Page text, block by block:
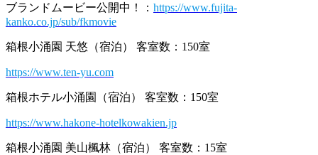
ブランドムービー公開中！： https://www.fujita-
kanko.co.jp/sub/fkmovie
箱根小涌園 天悠（宿泊） 客室数：150室
https://www.ten-yu.com
箱根ホテル小涌園（宿泊） 客室数：150室
https://www.hakone-hotelkowakien.jp
箱根小涌園 美山楓林（宿泊） 客室数：15室